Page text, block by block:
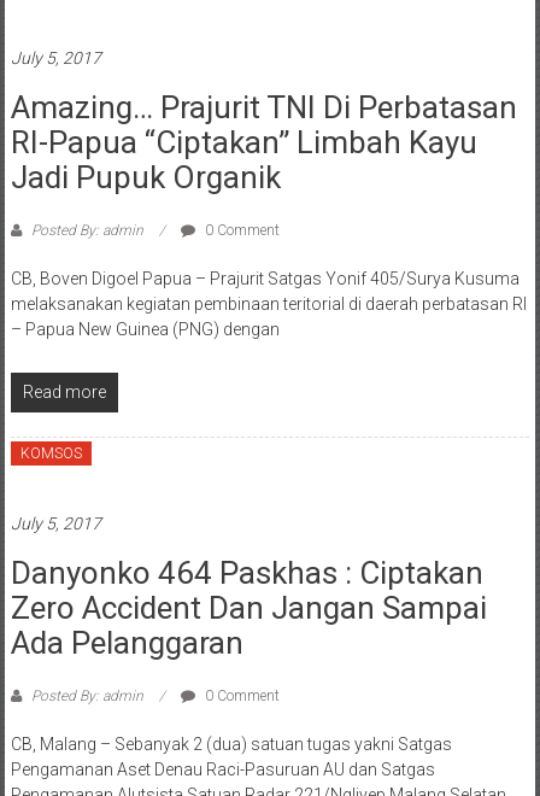
July 5, 2017
Amazing… Prajurit TNI Di Perbatasan
RI-Papua “Ciptakan” Limbah Kayu
Jadi Pupuk Organik
Posted By: admin 0 Comment
CB, Boven Digoel Papua – Prajurit Satgas Yonif 405/Surya Kusuma
melaksanakan kegiatan pembinaan teritorial di daerah perbatasan RI
– Papua New Guinea (PNG) dengan
Read more
KOMSOS
July 5, 2017
Danyonko 464 Paskhas : Ciptakan
Zero Accident Dan Jangan Sampai
Ada Pelanggaran
Posted By: admin 0 Comment
CB, Malang – Sebanyak 2 (dua) satuan tugas yakni Satgas
Pengamanan Aset Denau Raci-Pasuruan AU dan Satgas